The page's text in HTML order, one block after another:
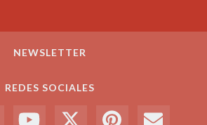
NEWSLETTER
REDES SOCIALES